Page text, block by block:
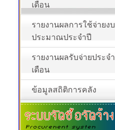
เดือน
รายงานผลการใช้จ่ายงบ
ประมาณประจำปี
รายงานผลรับจ่ายประจำ
เดือน
ข้อมูลสถิติการคลัง